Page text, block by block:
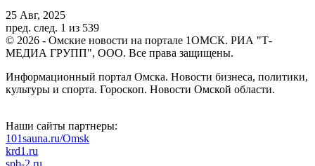
25 Авг, 2025
пред. след. 1 из 539
© 2026 - Омские новости на портале 1ОМСК. РИА "Т-
МЕДИА ГРУПП", ООО. Все права защищены.
Информационный портал Омска. Новости бизнеса, политики,
культуры и спорта. Гороскоп. Новости Омской области.
Наши сайты партнеры:
101sauna.ru/Omsk
krd1.ru
spb-2.ru